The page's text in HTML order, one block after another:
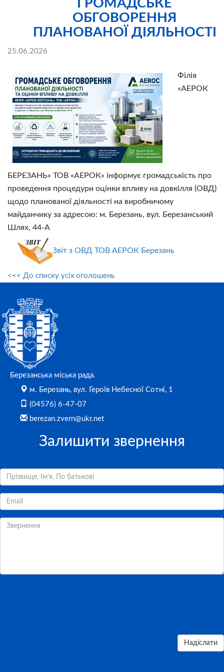
ГРОМАДСЬКЕ
ОБГОВОРЕННЯ
ПЛАНОВАНОЇ ДІЯЛЬНОСТІ
25.06.2026
Філія
«АЕРОК
БЕРЕЗАНЬ» ТОВ «АЕРОК» інформує громадськість про
проведення процедури оцінки впливу на довкілля (ОВД)
щодо планованої діяльності на виробничому
майданчику за адресою: м. Березань, вул. Березанський
Шлях, 44-А
Звіт з ОВД ТОВ АЕРОК Березань
<<< До списку усіх оголошень
Березанська міська рада.
м. Березань, вул. Героїв Небесної Сотні, 1
(04576) 6-47-07
berezan.zvern@ukr.net
Залишити звернення
Надіслати